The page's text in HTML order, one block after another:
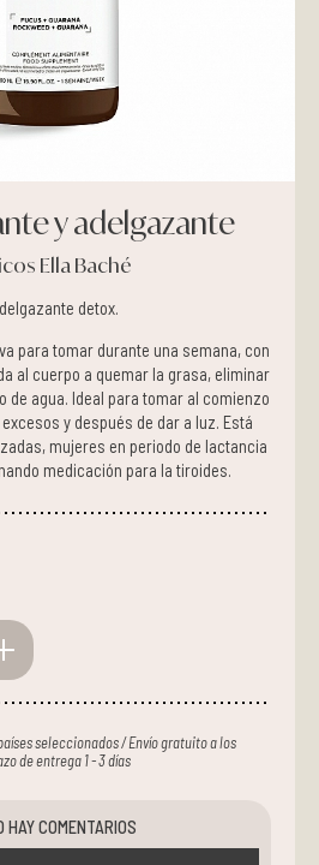
y adelgazante
Ella Baché
detox.
para tomar durante una semana, con
al cuerpo a quemar la grasa, eliminar
de agua. Ideal para tomar al comienzo
y después de dar a luz. Está
mujeres en periodo de lactancia
medicación para la tiroides.
seleccionados / Envío gratuito a los
de entrega 1 - 3 días
HAY COMENTARIOS